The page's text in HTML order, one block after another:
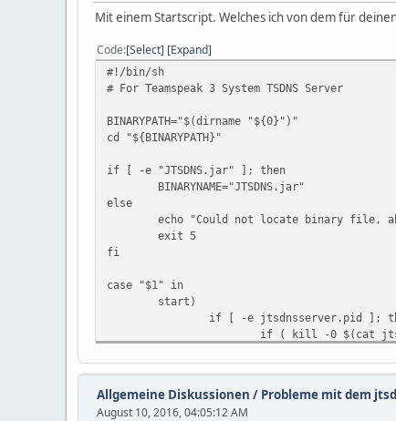
Mit einem Startscript. Welches ich von dem für
Code Select Expand
#!/bin/sh
# For Teamspeak 3 System TSDNS Server
BINARYPATH="$(dirname "${0}")"
cd "${BINARYPATH}"
if [ -e "JTSDNS.jar" ]; then
BINARYNAME="JTSDNS.jar"
else
echo "Could not locate binary file,
exit 5
fi
case "$1" in
start)
if [ -e jtsdnsserver.pid ];
if ( kill -0 $(cat
exit 1
echo
Allgemeine Diskussionen / Probleme mit dem
August 10, 2016, 04:05:12 AM